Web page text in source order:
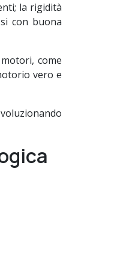
la rigidità
con buona
come
vero e